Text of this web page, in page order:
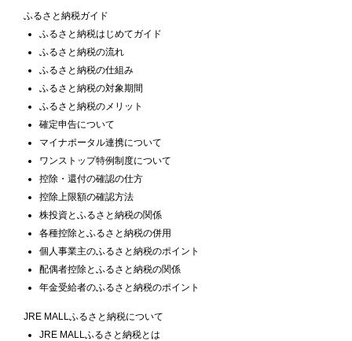
ふるさと納税ガイド
ふるさと納税はじめてガイド
ふるさと納税の流れ
ふるさと納税の仕組み
ふるさと納税の対象期間
ふるさと納税のメリット
確定申告について
マイナポータル連携について
ワンストップ特例制度について
控除・還付の確認の仕方
控除上限額の確認方法
株投資とふるさと納税の関係
各種控除とふるさと納税の併用
個人事業主のふるさと納税のポイント
配偶者控除とふるさと納税の関係
年金受給者のふるさと納税のポイント
JRE MALLふるさと納税について
JRE MALLふるさと納税とは